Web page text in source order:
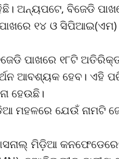
ଅନ୍ୟପଟେ, ବିଜେଡି
୧୪ ଓ ସିପିଆଇ(ଏମ)
ପାଖରେ ୧୮ଟି
ଆବଶ୍ୟକ ହେବ। ଏହି
ହେଉଛି।
ମହଳରେ ଯେଉଁ ନାମଟି
ମିଡ଼ିଆ